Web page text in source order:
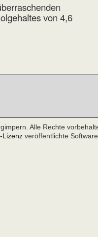
von 4,6
Alle Rechte
Lizenz veröffentlichte Software.